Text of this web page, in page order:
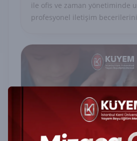
ile ofis ve zaman yönetiminde
profesyonel iletişim